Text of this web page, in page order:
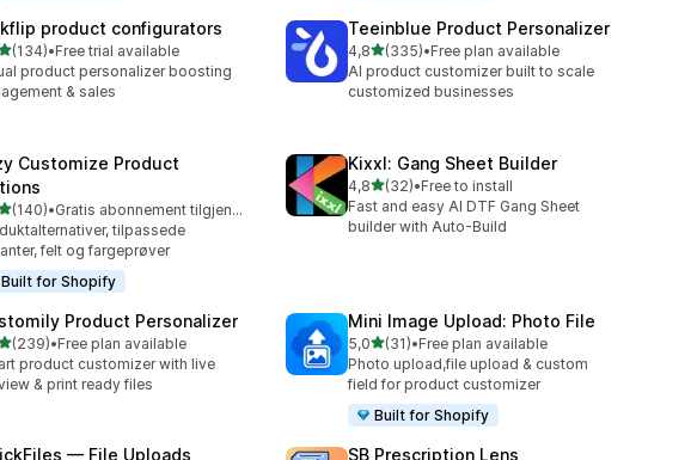
product configurators
5 stjerner
(134)
134 omtaler
•Free trial available
product personalizer boosting
& sales
Teeinblue Product Personalizer
4,8av 5 stjerner
(335)
Totalt 335 omtaler
•Free plan available
AI product customizer built to scale
customized businesses
Customize Product
5 stjerner
(140)
140 omtaler
•
Gratis abonnement tilgjengelig
tilpassede
felt og fargeprøver
Built for Shopify
Kixxl: Gang Sheet Builder
4,8av 5 stjerner
(32)
Totalt 32 omtaler
•Free to install
Fast and easy AI DTF Gang Sheet
builder with Auto-Build
Product Personalizer
5 stjerner
(239)
239 omtaler
•Free plan available
product customizer with live
& print ready files
Mini Image Upload: Photo File
5,0av 5 stjerner
(31)
Totalt 31 omtaler
•Free plan available
Photo upload,file upload & custom
field for product customizer
Built for Shopify
— File Uploads SB Prescription Lens